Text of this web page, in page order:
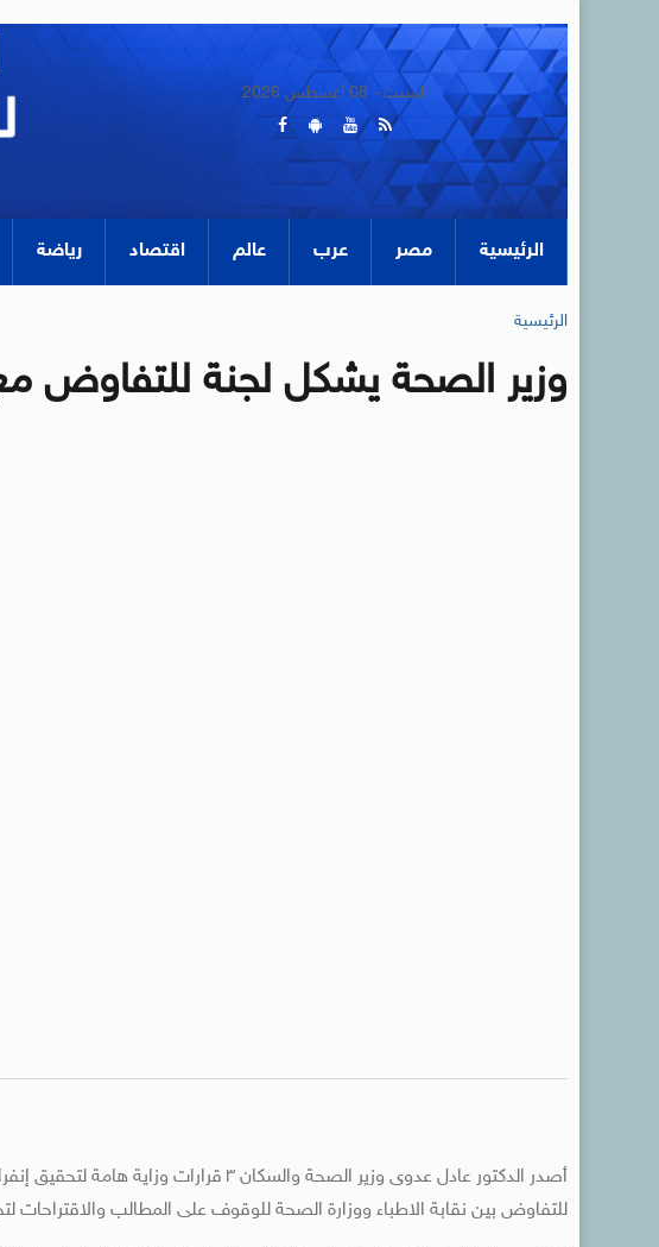
السبت - 08 أغسطس 2026
الرئيسية مصر عرب عالم اقتصاد رياضة
الرئيسية
وزير الصحة يشكل لجنة للتفاوض
أصدر الدكتور عادل عدوى وزير الصحة والسكان ٣
للتفاوض بين نقابة الاطباء ووزارة الصحة للوقوف على المطالب والاقتراحات